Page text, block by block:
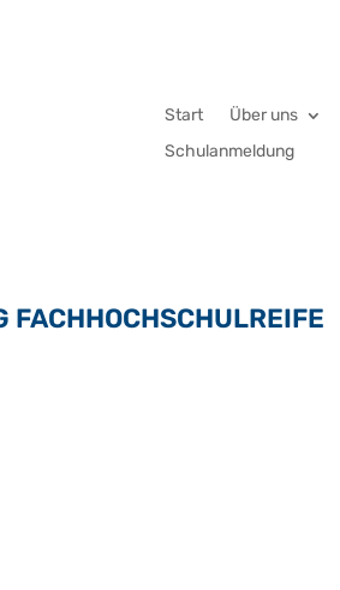
Start Über uns
Schulanmeldung
FACHHOCHSCHULREIFE